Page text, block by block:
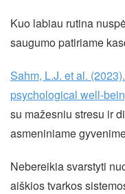
Kuo labiau rutina
saugumo patiriame
Sahm, L.J. et al.
psychological well-
su mažesniu stresu ir
asmeniniame
Nebereikia svarstyti
aiškios tvarkos